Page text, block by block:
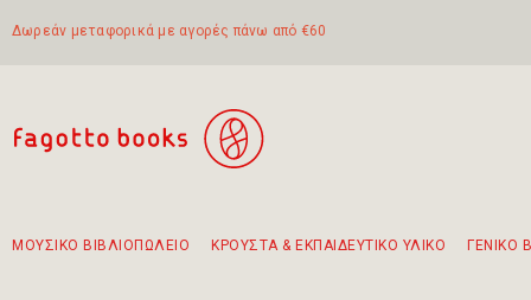
Δωρεάν μεταφορικά με αγορές πάνω από €60
ΜΟΥΣΙΚΟ ΒΙΒΛΙΟΠΩΛΕΙΟ ΚΡΟΥΣΤΑ & ΕΚΠΑΙΔΕΥΤΙΚΟ ΥΛΙΚΟ ΓΕΝΙΚΟ